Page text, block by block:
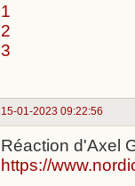
1
2
3
15-01-2023 09:22:56
Réaction d'Axel
https://